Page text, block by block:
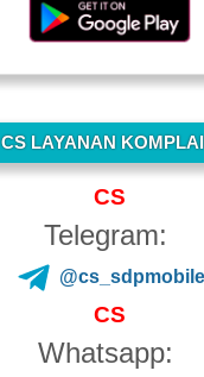
CS LAYANAN
CS
Telegram:
@cs_sdpmobile
CS
Whatsapp: